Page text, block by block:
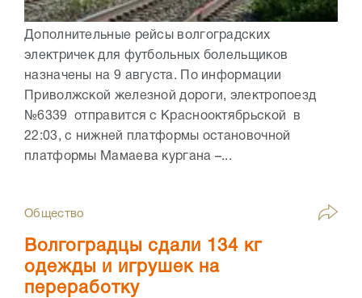
Дополнительные рейсы волгоградских
электричек для футбольных болельщиков
назначены на 9 августа. По информации
Приволжской железной дороги, электропоезд
№6339 отправится с Краснооктябрьской в
22:03, с нижней платформы остановочной
платформы Мамаева кургана –...
Общество
Волгоградцы сдали 134 кг
одежды и игрушек на
переработку